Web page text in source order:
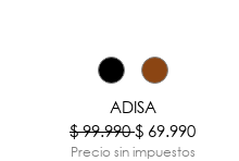
-30%
ADISA
$ 99.990$ 69.990
Precio sin impuestos